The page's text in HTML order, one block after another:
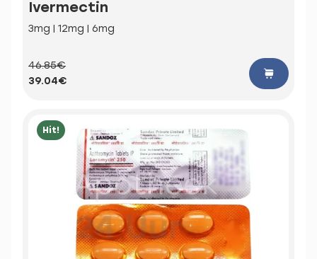
Ivermectin
3mg | 12mg | 6mg
46.85€
39.04€
Hit!